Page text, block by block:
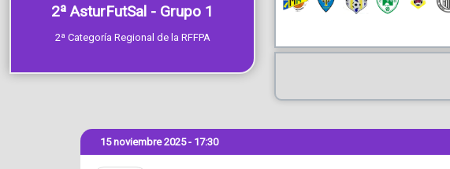
2ª AsturFutSal - Grupo 1
2ª Categoría Regional de la RFFPA
15 noviembre 2025 - 17:30